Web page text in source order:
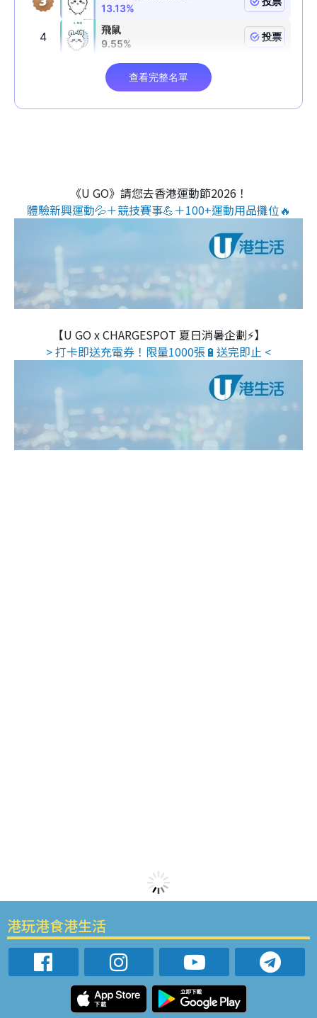
《U GO》請您去香港運動節2026！
體驗新興運動💦＋競技賽事💪＋100+運動用品攤位🔥
【U GO x CHARGESPOT 夏日消暑企劃⚡】
> 打卡即送充電券！限量1000張🔋送完即止 <
港玩港食港生活